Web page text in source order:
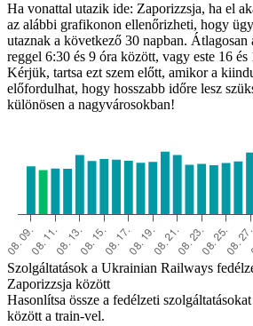
Ha vonattal utazik ide: Zaporizzsja, ha el
az alábbi grafikonon ellenőrizheti, hogy
utaznak a következő 30 napban. Átlagosan
reggel 6:30 és 9 óra között, vagy este 16
Kérjük, tartsa ezt szem előtt, amikor a
előfordulhat, hogy hosszabb időre lesz
különösen a nagyvárosokban!
Szolgáltatások a Ukrainian Railways
Zaporizzsja között
Hasonlítsa össze a fedélzeti
között a train-vel.